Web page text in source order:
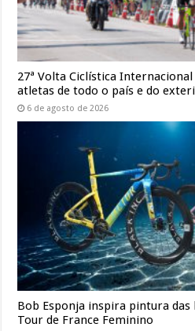
27ª Volta Ciclística
atletas de todo o país e do
6 de agosto de 2026
Bob Esponja inspira pintura das
Tour de France Feminino